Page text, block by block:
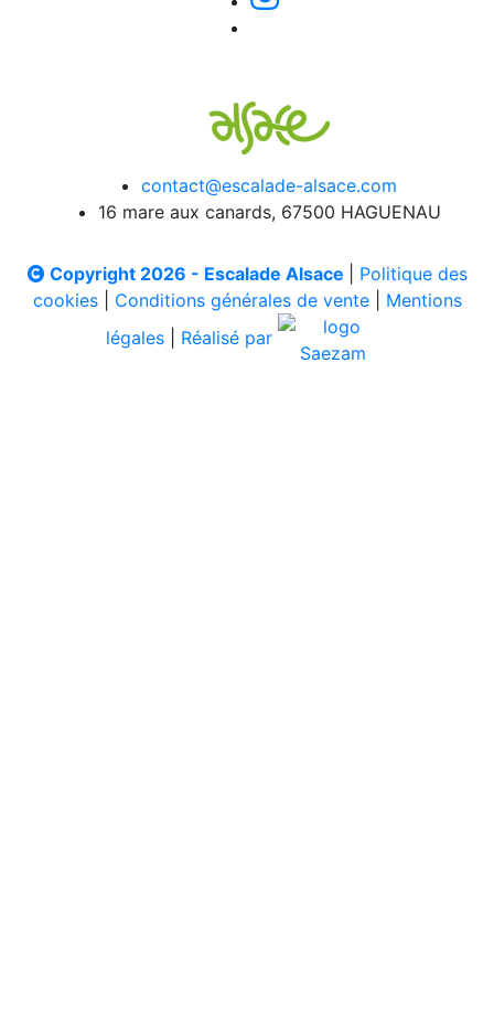
contact@escalade-alsace.com
16 mare aux canards, 67500 HAGUENAU
Copyright 2026 - Escalade Alsace
Politique des
cookies| Conditions générales de vente| Mentions
légales
Réalisé par